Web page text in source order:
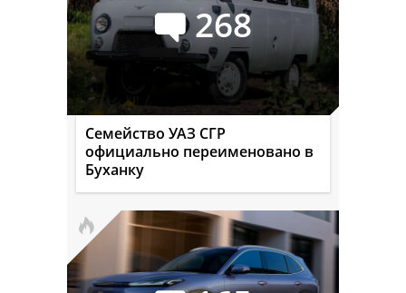
268
Семейство УАЗ СГР
официально переименовано в
Буханку